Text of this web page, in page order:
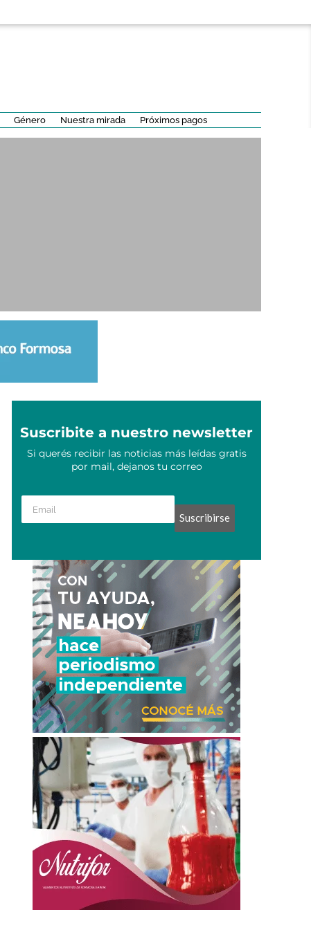
Género Nuestra mirada Próximos pagos
Suscribite a nuestro newsletter
Si querés recibir las noticias más leídas gratis
por mail, dejanos tu correo
Suscribirse